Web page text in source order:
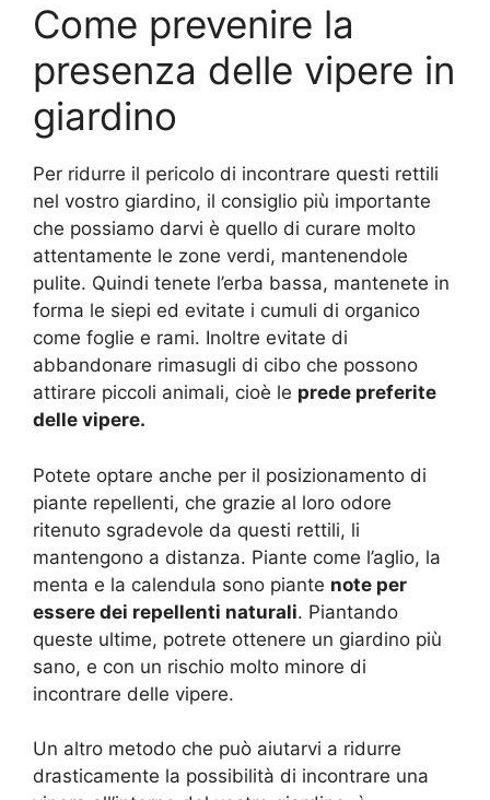
Come prevenire la
presenza delle vipere in
giardino
Per ridurre il pericolo di incontrare questi rettili
nel vostro giardino, il consiglio più importante
che possiamo darvi è quello di curare molto
attentamente le zone verdi, mantenendole
pulite. Quindi tenete l’erba bassa, mantenete in
forma le siepi ed evitate i cumuli di organico
come foglie e rami. Inoltre evitate di
abbandonare rimasugli di cibo che possono
attirare piccoli animali, cioè le prede preferite
delle vipere.
Potete optare anche per il posizionamento di
piante repellenti, che grazie al loro odore
ritenuto sgradevole da questi rettili, li
mantengono a distanza. Piante come l’aglio, la
menta e la calendula sono piante note per
essere dei repellenti naturali. Piantando
queste ultime, potrete ottenere un giardino più
sano, e con un rischio molto minore di
incontrare delle vipere.
Un altro metodo che può aiutarvi a ridurre
drasticamente la possibilità di incontrare una